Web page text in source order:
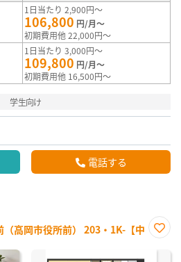
1日当たり 2,900円～
106,800 円/月～
初期費用他 22,000円～
1日当たり 3,000円～
109,800 円/月～
初期費用他 16,500円～
学生向け
電話する
高岡市役所前） 203・1K-【中
に入